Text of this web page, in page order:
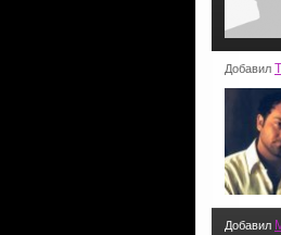
Добавил
Добавил